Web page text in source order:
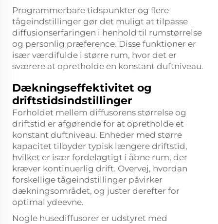
Programmerbare tidspunkter og flere
tågeindstillinger gør det muligt at tilpasse
diffusionserfaringen i henhold til rumstørrelse
og personlig præference. Disse funktioner er
især værdifulde i større rum, hvor det er
sværere at opretholde en konstant duftniveau.
Dækningseffektivitet og
driftstidsindstillinger
Forholdet mellem diffusorens størrelse og
driftstid er afgørende for at opretholde et
konstant duftniveau. Enheder med større
kapacitet tilbyder typisk længere driftstid,
hvilket er især fordelagtigt i åbne rum, der
kræver kontinuerlig drift. Overvej, hvordan
forskellige tågeindstillinger påvirker
dækningsområdet, og juster derefter for
optimal ydeevne.
Nogle husediffusorer er udstyret med